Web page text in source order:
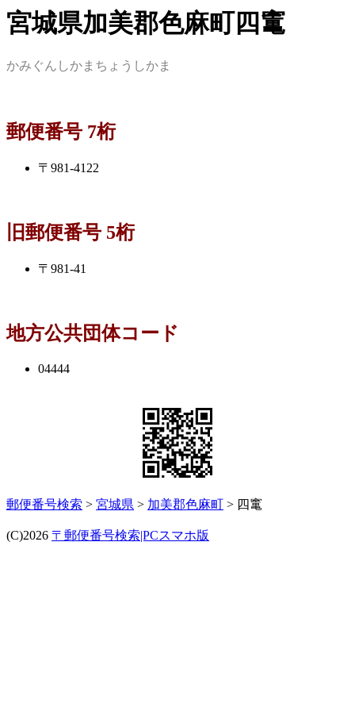
宮城県加美郡色麻町四竃
かみぐんしかまちょうしかま
郵便番号 7桁
〒981-4122
旧郵便番号 5桁
〒981-41
地方公共団体コード
04444
郵便番号検索 > 宮城県 > 加美郡色麻町 > 四竃
(C)2026 〒郵便番号検索|PCスマホ版